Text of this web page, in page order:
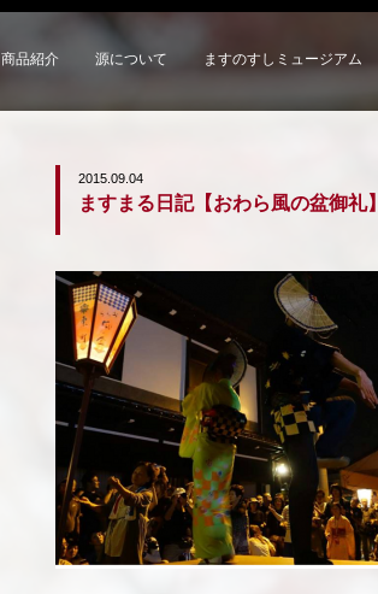
商品紹介 源について ますのすしミュージアム
2015.09.04
ますまる日記【おわら風の盆御礼】